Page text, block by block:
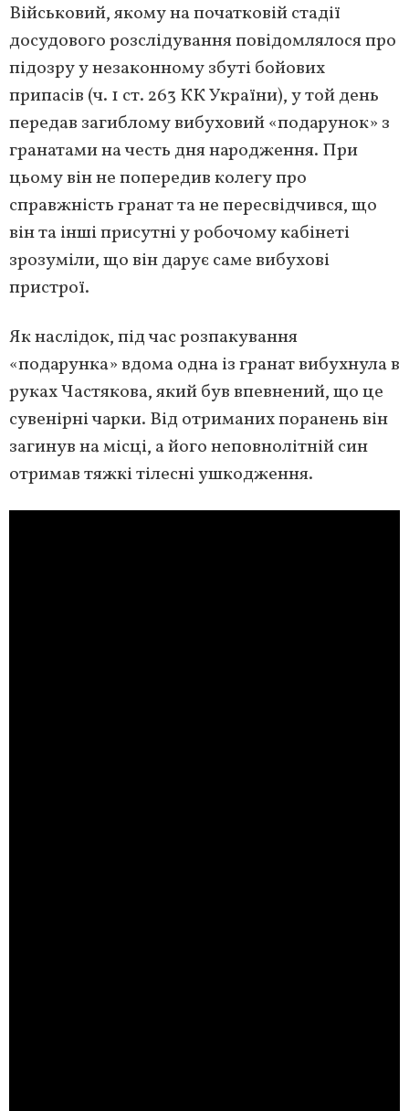
Військовий, якому на початковій стадії
досудового розслідування повідомлялося про
підозру у незаконному збуті бойових
припасів (ч. 1 ст. 263 КК України), у той день
передав загиблому вибуховий «подарунок» з
гранатами на честь дня народження. При
цьому він не попередив колегу про
справжність гранат та не пересвідчився, що
він та інші присутні у робочому кабінеті
зрозуміли, що він дарує саме вибухові
пристрої.
Як наслідок, під час розпакування
«подарунка» вдома одна із гранат вибухнула в
руках Частякова, який був впевнений, що це
сувенірні чарки. Від отриманих поранень він
загинув на місці, а його неповнолітній син
отримав тяжкі тілесні ушкодження.